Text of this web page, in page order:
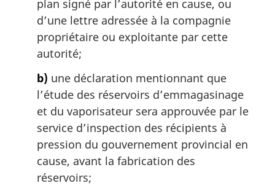
plan signé par l’autorité en cause, ou
d’une lettre adressée à la compagnie
propriétaire ou exploitante par cette
autorité;
b) une déclaration mentionnant que
l’étude des réservoirs d’emmagasinage
et du vaporisateur sera approuvée par le
service d’inspection des récipients à
pression du gouvernement provincial en
cause, avant la fabrication des
réservoirs;